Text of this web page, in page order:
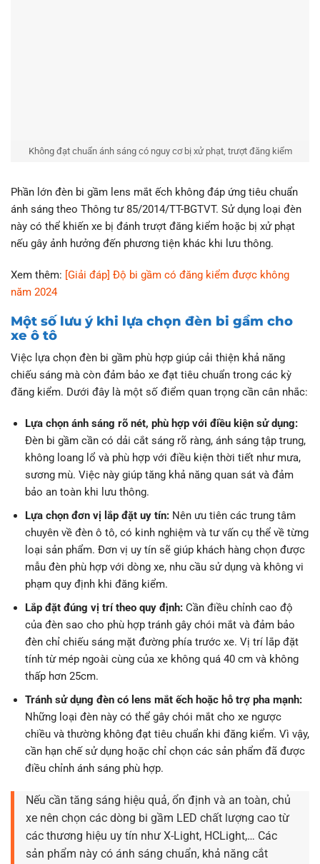
Không đạt chuẩn ánh sáng có nguy cơ bị xử phạt, trượt đăng kiểm
Phần lớn đèn bi gầm lens mắt ếch không đáp ứng tiêu chuẩn
ánh sáng theo Thông tư 85/2014/TT-BGTVT. Sử dụng loại đèn
này có thể khiến xe bị đánh trượt đăng kiểm hoặc bị xử phạt
nếu gây ảnh hưởng đến phương tiện khác khi lưu thông.
Xem thêm: [Giải đáp] Độ bi gầm có đăng kiểm được không
năm 2024
Một số lưu ý khi lựa chọn đèn bi gầm cho
xe ô tô
Việc lựa chọn đèn bi gầm phù hợp giúp cải thiện khả năng
chiếu sáng mà còn đảm bảo xe đạt tiêu chuẩn trong các kỳ
đăng kiểm. Dưới đây là một số điểm quan trọng cần cân nhắc:
Lựa chọn ánh sáng rõ nét, phù hợp với điều kiện sử dụng:
Đèn bi gầm cần có dải cắt sáng rõ ràng, ánh sáng tập trung,
không loang lổ và phù hợp với điều kiện thời tiết như mưa,
sương mù. Việc này giúp tăng khả năng quan sát và đảm
bảo an toàn khi lưu thông.
Lựa chọn đơn vị lắp đặt uy tín:Nên ưu tiên các trung tâm
chuyên về đèn ô tô, có kinh nghiệm và tư vấn cụ thể về từng
loại sản phẩm. Đơn vị uy tín sẽ giúp khách hàng chọn được
mẫu đèn phù hợp với dòng xe, nhu cầu sử dụng và không vi
phạm quy định khi đăng kiểm.
Lắp đặt đúng vị trí theo quy định:Cần điều chỉnh cao độ
của đèn sao cho phù hợp tránh gây chói mắt và đảm bảo
đèn chỉ chiếu sáng mặt đường phía trước xe. Vị trí lắp đặt
tính từ mép ngoài cùng của xe không quá 40 cm và không
thấp hơn 25cm.
Tránh sử dụng đèn có lens mắt ếch hoặc hỗ trợ pha mạnh:
Những loại đèn này có thể gây chói mắt cho xe ngược
chiều và thường không đạt tiêu chuẩn khi đăng kiểm. Vì vậy,
cần hạn chế sử dụng hoặc chỉ chọn các sản phẩm đã được
điều chỉnh ánh sáng phù hợp.
Nếu cần tăng sáng hiệu quả, ổn định và an toàn, chủ
xe nên chọn các dòng bi gầm LED chất lượng cao từ
các thương hiệu uy tín như X-Light, HCLight,… Các
sản phẩm này có ánh sáng chuẩn, khả năng cắt